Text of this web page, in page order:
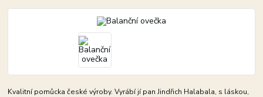
Kvalitní pomůcka české výroby. Vyrábí jí pan Jindřich Halabala, s láskou,